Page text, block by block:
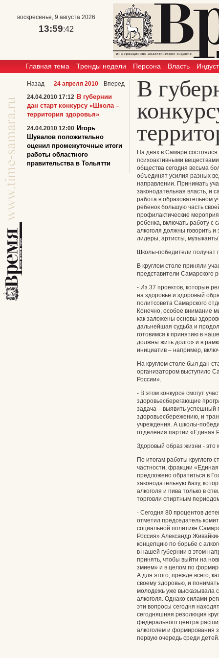
воскресенье, 9 августа 2026
13:59:42
Главная тема Тренды недели Персона Власть
В
На днях в Самаре
психоактивными
общества сегодня весьма
объединят усилия разных
направлении. Принимать
законодательная власть, и
работа в образовательном
ребенок большую часть
профилактические
ребенка, включать работу с
алкоголя должны говорить
лидеры, артисты,
Школы-победители получат
В круглом столе приняли
представители Самарского
- Из 37 проектов, которые
на здоровье и здоровый
политсовета Самарского
Конечно, особое внимание
как заложены основы
дальнейшая судьба и
готовимся к принятию в
должны жить долго» и в
инициатив – например,
На круглом столе был дан
организатором выступило
России».
- В этом конкурсе смогут
здоровьесберегающие
задача – выявить успешный
здоровьесбережению, и
учреждения. А школы-
отделения партии «Единая
Здоровый образ жизни - это
По итогам работы круглого
частности, фракции
предложено обратиться в
законодательную базу,
алкоголя и пива только в
торговли спиртным
- Сегодня 80 процентов
отметил председатель
социальной политике
Россия» Александр
концепцию по борьбе с
в нашей губернии в этом
принять, чтобы выйти на
змием» и в целом по
А для этого, прежде всего,
своему здоровью, и
молодежь уже высказывала
алкоголя. Однако силами
эти вопросы сегодня
сегодняшняя резолюция
федерального центра
алкоголем и формирования
первую очередь среди детей.
Назад 24 апреля 2010
Вперед
24.04.2010 17:12 В губернии
дан старт конкурсу «Школа –
территория здоровья»
24.04.2010 12:00 Игорь
Шувалов положительно
оценил промежуточные итоги
работы областного
правительства в Тольятти